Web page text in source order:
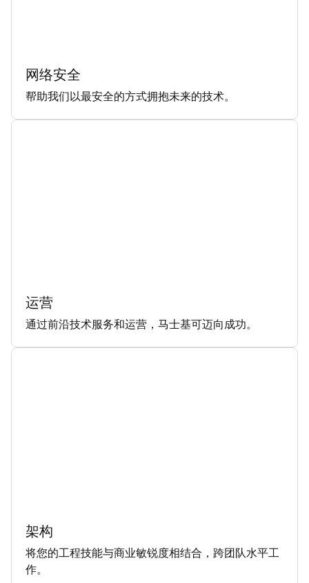
网络安全
帮助我们以最安全的方式拥抱未来的技术。
运营
通过前沿技术服务和运营，马士基可迈向成功。
架构
将您的工程技能与商业敏锐度相结合，跨团队水平工
作。